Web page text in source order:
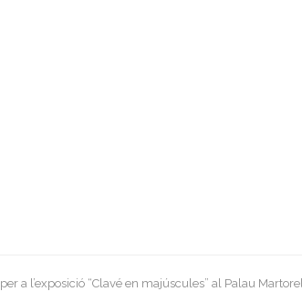
a l’exposició “Clavé en majúscules” al Palau Martorell